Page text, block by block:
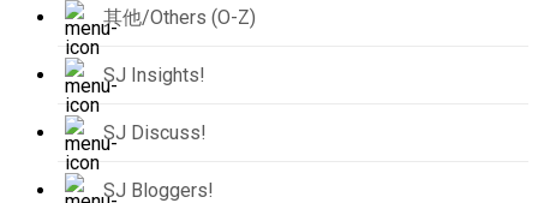
其他/Others (O-Z)
SJ Insights!
SJ Discuss!
SJ Bloggers!